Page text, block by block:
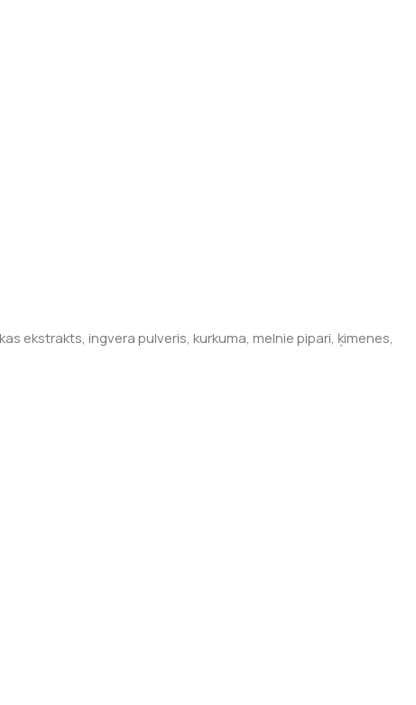
ekstrakts, ingvera pulveris, kurkuma, melnie pipari, ķimenes,